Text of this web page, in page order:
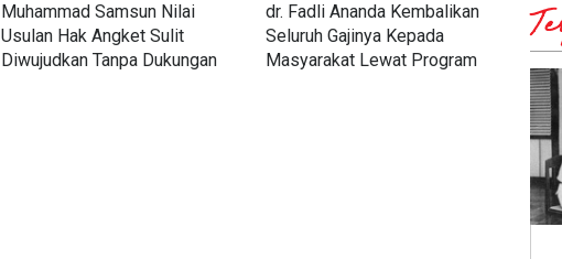
Muhammad Samsun Nilai
Usulan Hak Angket Sulit
Diwujudkan Tanpa Dukungan
dr. Fadli Ananda Kembalikan
Seluruh Gajinya Kepada
Masyarakat Lewat Program
dr.